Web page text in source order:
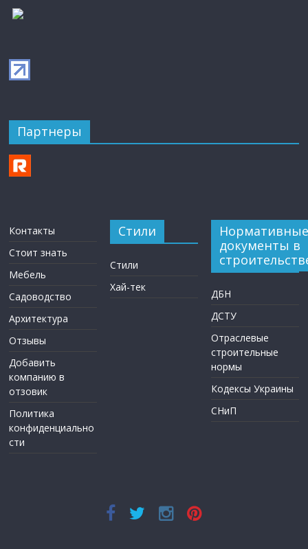
Партнеры
Контакты
Стоит знать
Мебель
Садоводство
Архитектура
Отзывы
Добавить
компанию в
отзовик
Политика
конфиденциально
сти
Стили
Стили
Хай-тек
Нормативные
документы в
ДБН
ДСТУ
Отраслевые
строительные
нормы
Кодексы Украины
СНиП